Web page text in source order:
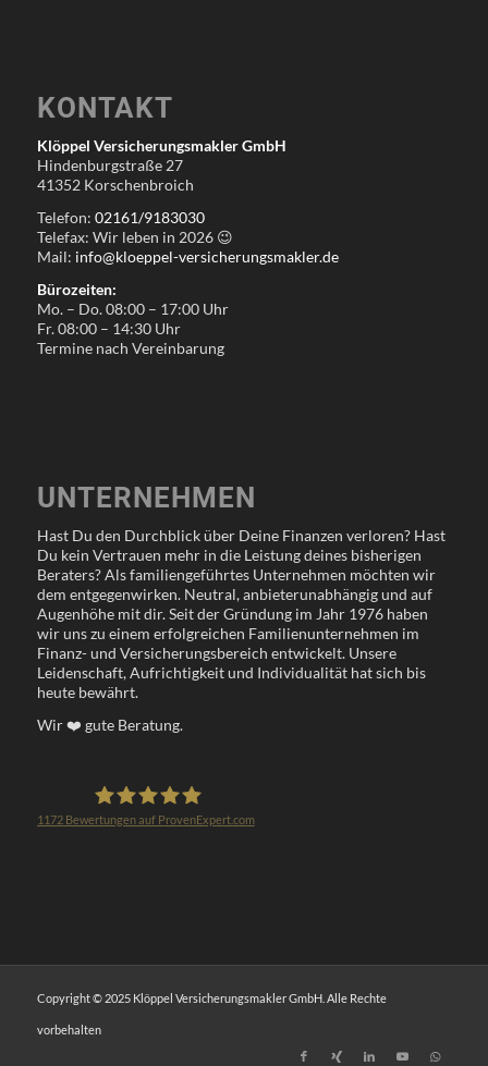
KONTAKT
Klöppel Versicherungsmakler GmbH
Hindenburgstraße 27
41352 Korschenbroich
Telefon: 02161/9183030
Telefax: Wir leben in 2026 😉
Mail: info@kloeppel-versicherungsmakler.de
Bürozeiten:
Mo. – Do. 08:00 – 17:00 Uhr
Fr. 08:00 – 14:30 Uhr
Termine nach Vereinbarung
UNTERNEHMEN
Hast Du den Durchblick über Deine Finanzen verloren? Hast
Du kein Vertrauen mehr in die Leistung deines bisherigen
Beraters? Als familiengeführtes Unternehmen möchten wir
dem entgegenwirken. Neutral, anbieterunabhängig und auf
Augenhöhe mit dir. Seit der Gründung im Jahr 1976 haben
wir uns zu einem erfolgreichen Familienunternehmen im
Finanz- und Versicherungsbereich entwickelt. Unsere
Leidenschaft, Aufrichtigkeit und Individualität hat sich bis
heute bewährt.
Wir❤️ gute Beratung.
1172Bewertungen auf ProvenExpert.com
Copyright © 2025 Klöppel Versicherungsmakler GmbH. Alle Rechte
vorbehalten